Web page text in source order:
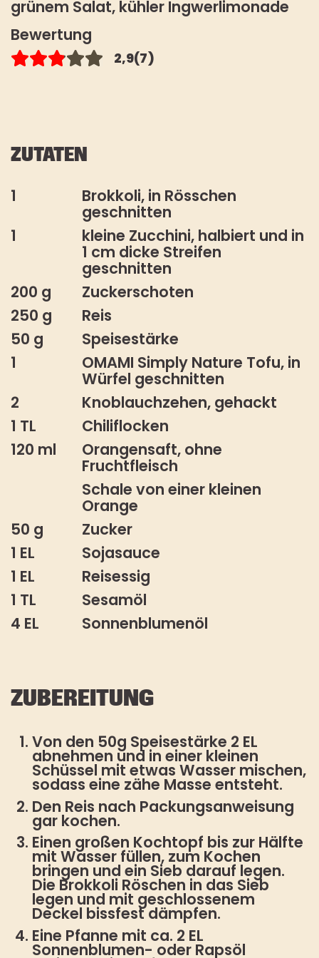
BLACK PEPPER
HOW TO TOFU
FAQ
grünem Salat, kühler Ingwerlimonade
Bewertung
2,9(7)
ZUTATEN
1 Brokkoli, in Rösschen
geschnitten
1
kleine Zucchini, halbiert und in
1 cm dicke Streifen
geschnitten
200 g
Zuckerschoten
250 g
Reis
50 g
Speisestärke
1
OMAMI Simply Nature Tofu, in
Würfel geschnitten
2
Knoblauchzehen, gehackt
1 TL
Chiliflocken
120 ml
Orangensaft, ohne
Fruchtfleisch
Schale von einer kleinen
Orange
50 g
Zucker
1 EL
Sojasauce
1 EL
Reisessig
1 TL
Sesamöl
4 EL
Sonnenblumenöl
ZUBEREITUNG
Von den 50g Speisestärke 2 EL
abnehmen und in einer kleinen
Schüssel mit etwas Wasser mischen,
sodass eine zähe Masse entsteht.
Den Reis nach Packungsanweisung
gar kochen.
Einen großen Kochtopf bis zur Hälfte
mit Wasser füllen, zum Kochen
bringen und ein Sieb darauf legen.
Die Brokkoli Röschen in das Sieb
legen und mit geschlossenem
Deckel bissfest dämpfen.
Eine Pfanne mit ca. 2 EL
Sonnenblumen- oder Rapsöl
Es gelten unsere
Datenschutzbestimmungen